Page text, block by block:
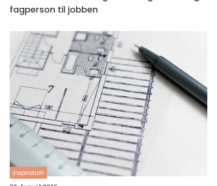
fagperson til jobben
inspiration